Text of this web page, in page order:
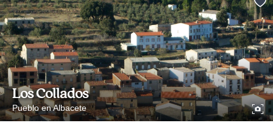
Los Collados
Pueblo en Albacete